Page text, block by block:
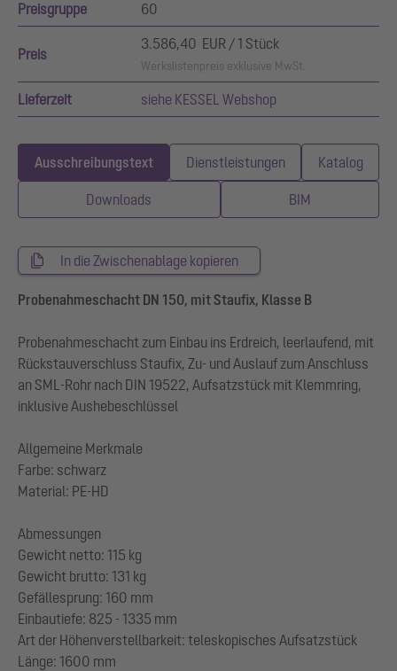
Preisgruppe 60
Preis
3.586,40 EUR / 1 Stück
Werkslistenpreis exklusive MwSt.
Lieferzeit siehe KESSEL Webshop
Ausschreibungstext Dienstleistungen Katalog
Downloads BIM
In die Zwischenablage kopieren
Probenahmeschacht DN 150, mit Staufix, Klasse B
Probenahmeschacht zum Einbau ins Erdreich, leerlaufend, mit
Rückstauverschluss Staufix, Zu- und Auslauf zum Anschluss
an SML-Rohr nach DIN 19522, Aufsatzstück mit Klemmring,
inklusive Aushebeschlüssel
Allgemeine Merkmale
Farbe: schwarz
Material: PE-HD
Abmessungen
Gewicht netto: 115 kg
Gewicht brutto: 131 kg
Gefällesprung: 160 mm
Einbautiefe: 825 - 1335 mm
Art der Höhenverstellbarkeit: teleskopisches Aufsatzstück
Länge: 1600 mm